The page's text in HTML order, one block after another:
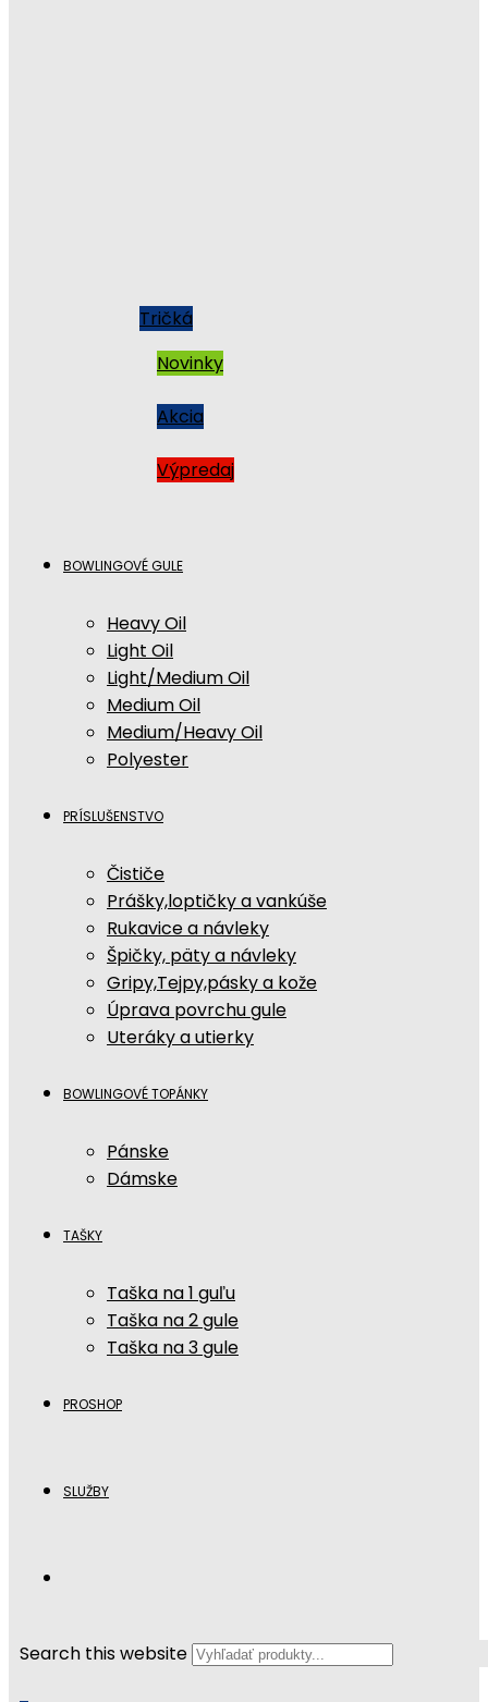
Tričká
Novinky
Akcia
Výpredaj
BOWLINGOVÉ GULE
Heavy Oil
Light Oil
Light/Medium Oil
Medium Oil
Medium/Heavy Oil
Polyester
PRÍSLUŠENSTVO
Čističe
Prášky,loptičky a vankúše
Rukavice a návleky
Špičky, päty a návleky
Gripy,Tejpy,pásky a kože
Úprava povrchu gule
Uteráky a utierky
BOWLINGOVÉ TOPÁNKY
Pánske
Dámske
TAŠKY
Taška na 1 guľu
Taška na 2 gule
Taška na 3 gule
PROSHOP
SLUŽBY
Search this website